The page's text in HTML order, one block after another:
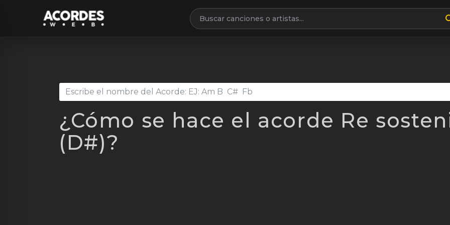
Buscar canciones o artistas
¿Cómo se hace el acorde Re
(D#)?